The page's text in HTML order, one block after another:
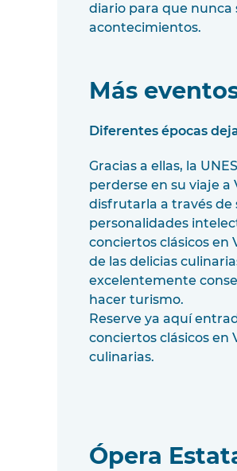
diario para que nunca
acontecimientos.
Más
Diferentes épocas
Gracias a ellas, la
perderse en su viaje a
disfrutarla a través
personalidades
conciertos clásicos en
de las delicias
excelentemente
hacer turismo.
Reserve ya aquí
conciertos clásicos en
culinarias.
Ópera